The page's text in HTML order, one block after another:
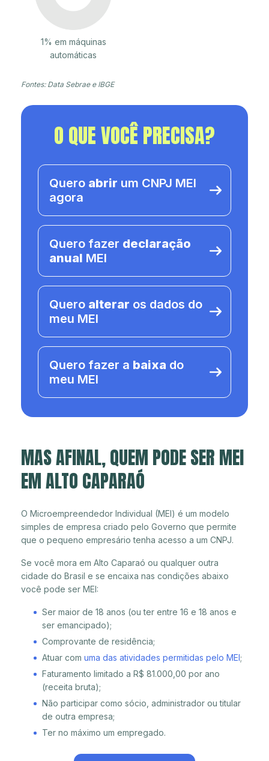
1% em máquinas
automáticas
Fontes: Data Sebrae e IBGE
O QUE VOCÊ PRECISA?
Quero abrir um CNPJ MEI
agora
Quero fazer declaração
anual MEI
Quero alterar os dados do
meu MEI
Quero fazer a baixa do
meu MEI
MAS AFINAL, QUEM PODE SER MEI
EM ALTO CAPARAÓ
O Microempreendedor Individual (MEI) é um modelo
simples de empresa criado pelo Governo que permite
que o pequeno empresário tenha acesso a um CNPJ.
Se você mora em Alto Caparaó ou qualquer outra
cidade do Brasil e se encaixa nas condições abaixo
você pode ser MEI:
Ser maior de 18 anos (ou ter entre 16 e 18 anos e
ser emancipado);
Comprovante de residência;
Atuar com uma das atividades permitidas pelo MEI;
Faturamento limitado a R$ 81.000,00 por ano
(receita bruta);
Não participar como sócio, administrador ou titular
de outra empresa;
Ter no máximo um empregado.